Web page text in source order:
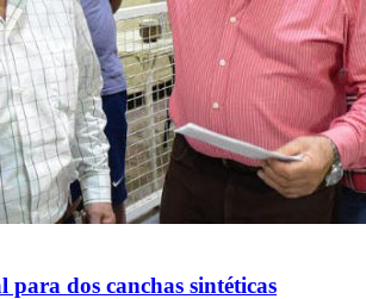
dos canchas sintéticas